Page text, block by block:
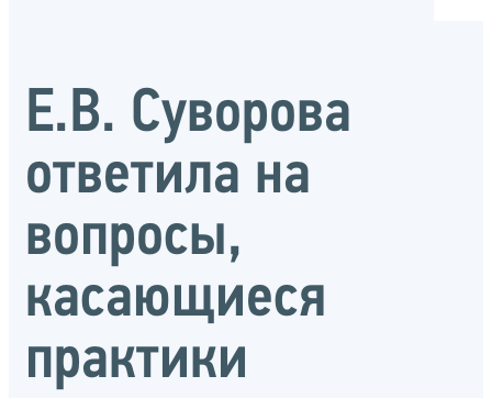
Е.В. Суворова
ответила на
вопросы,
касающиеся
практики